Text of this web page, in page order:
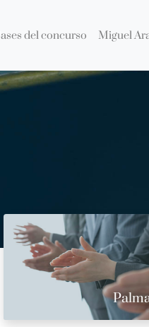
del concurso Miguel